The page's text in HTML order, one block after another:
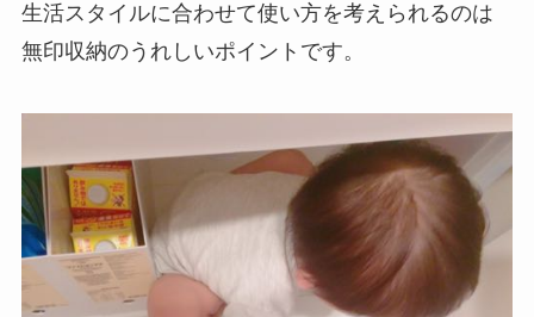
生活スタイルに合わせて使い方を考えられるのは
無印収納のうれしいポイントです。